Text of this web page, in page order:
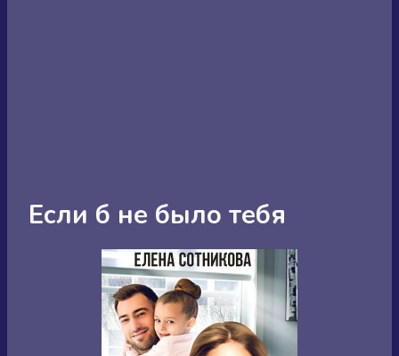
Если б не было тебя